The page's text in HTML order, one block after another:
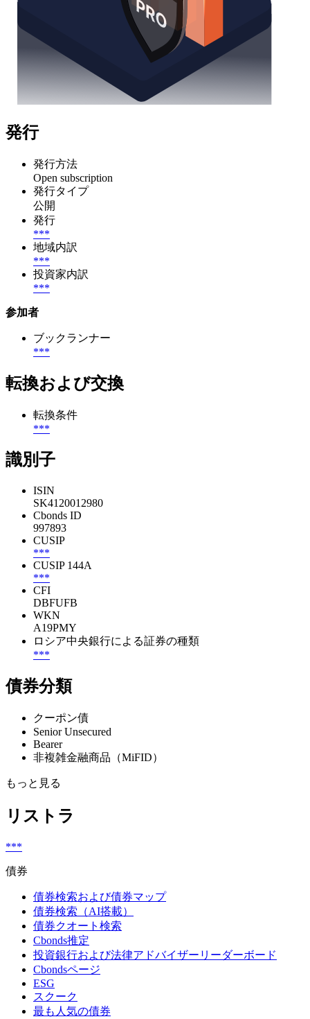
発行
発行方法
Open subscription
発行タイプ
公開
発行
***
地域内訳
***
投資家内訳
***
参加者
ブックランナー
***
転換および交換
転換条件
***
識別子
ISIN
SK4120012980
Cbonds ID
997893
CUSIP
***
CUSIP 144A
***
CFI
DBFUFB
WKN
A19PMY
ロシア中央銀行による証券の種類
***
債券分類
クーポン債
Senior Unsecured
Bearer
非複雑金融商品（MiFID）
もっと見る
リストラ
***
債券
債券検索および債券マップ
債券検索（AI搭載）
債券クオート検索
Cbonds推定
投資銀行および法律アドバイザーリーダーボード
Cbondsページ
ESG
スクーク
最も人気の債券